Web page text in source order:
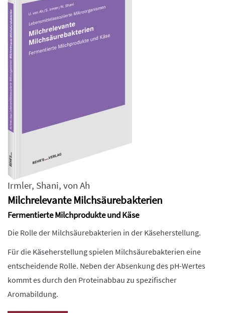
Irmler, Shani, von Ah
Milchrelevante Milchsäurebakterien
Fermentierte Milchprodukte und Käse
Die Rolle der Milchsäurebakterien in der Käseherstellung.
Für die Käseherstellung spielen Milchsäurebakterien eine
entscheidende Rolle. Neben der Absenkung des pH-Wertes
kommt es durch den Proteinabbau zu spezifischer
Aromabildung.